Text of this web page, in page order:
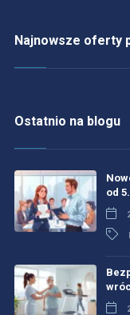
Najnowsze oferty
Ostatnio na blogu
od